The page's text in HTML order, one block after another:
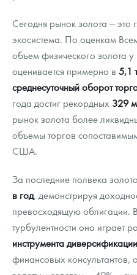
Сегодня рынок золота — это
экосистема. По оценкам
объем физического золота
оценивается примерно в 5,1
среднесуточный оборот
года достиг рекордных 329
рынок золота более
объемы торгов
США.
За последние полвека
в год, демонстрируя
превосходящую облигации.
турбулентности оно играет
инструмента диверсификации
финансовых